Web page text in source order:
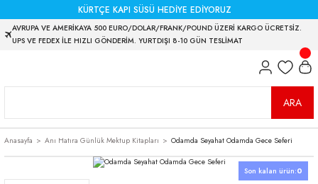
KÜRTÇE KAPI SÜSÜ HEDİYE EDİYORUZ
AVRUPA VE AMERİKAYA 500 EURO/DOLAR/FRANK/POUND ÜZERİ KARGO ÜCRETSİZ.
UPS VE FEDEX İLE HIZLI GÖNDERİM. YURTDIŞI 8-10 GÜN TESLİMAT
ARA
Anasayfa Anı Hatıra Günlük Mektup Kitapları Odamda Seyahat Odamda Gece Seferi
Son kalan ürün:0